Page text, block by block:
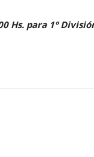
Hs. para 1º